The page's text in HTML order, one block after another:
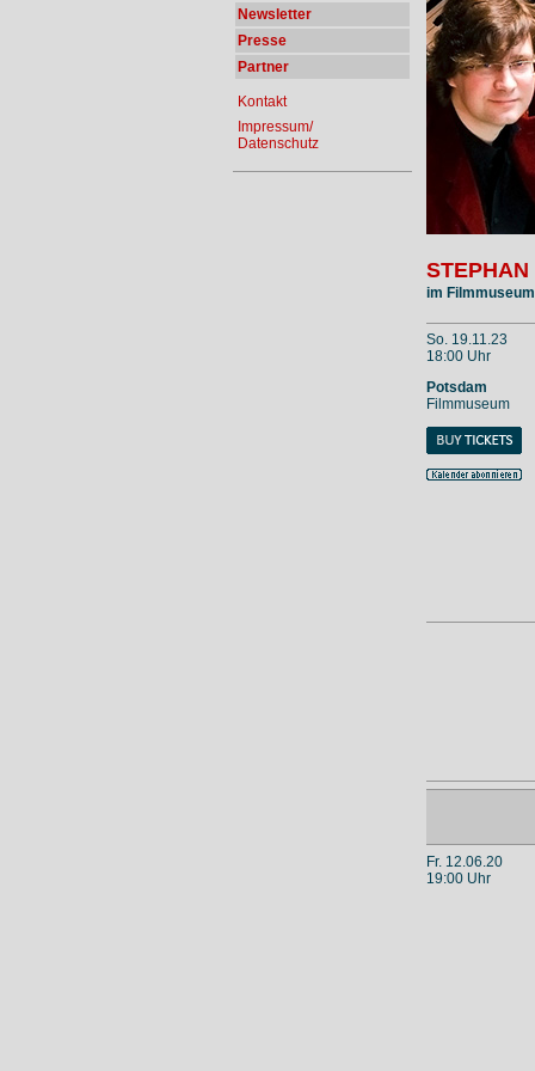
Newsletter
Presse
Partner
Kontakt
Impressum/
Datenschutz
STEPHAN
im
So. 19.11.23
18:00 Uhr
Potsdam
Filmmuseum
Fr. 12.06.20
19:00 Uhr